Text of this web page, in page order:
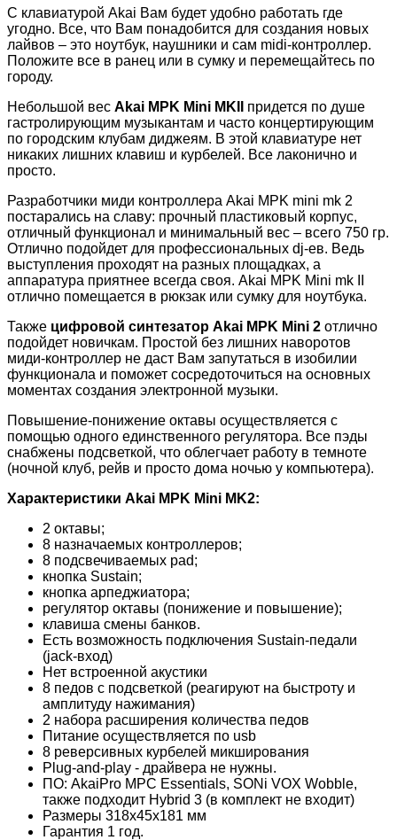
С клавиатурой Akai Вам будет удобно работать где
угодно. Все, что Вам понадобится для создания новых
лайвов – это ноутбук, наушники и сам midi-контроллер.
Положите все в ранец или в сумку и перемещайтесь по
городу.
Небольшой вес Akai MPK Mini MKII
придется по душе
гастролирующим музыкантам и часто концертирующим
по городским клубам диджеям. В этой клавиатуре нет
никаких лишних клавиш и курбелей. Все лаконично и
просто.
Разработчики миди контроллера Akai MPK mini mk 2
постарались на славу: прочный пластиковый корпус,
отличный функционал и минимальный вес – всего 750 гр.
Отлично подойдет для профессиональных dj-ев. Ведь
выступления проходят на разных площадках, а
аппаратура приятнее всегда своя. Akai MPK Mini mk II
отлично помещается в рюкзак или сумку для ноутбука.
Также цифровой синтезатор Akai MPK Mini 2 отлично
подойдет новичкам. Простой без лишних наворотов
миди-контроллер не даст Вам запутаться в изобилии
функционала и поможет сосредоточиться на основных
моментах создания электронной музыки.
Повышение-понижение октавы осуществляется с
помощью одного единственного регулятора. Все пэды
снабжены подсветкой, что облегчает работу в темноте
(ночной клуб, рейв и просто дома ночью у компьютера).
Характеристики Akai MPK Mini MK2:
2 октавы;
8 назначаемых контроллеров;
8 подсвечиваемых pad;
кнопка Sustain;
кнопка арпеджиатора;
регулятор октавы (понижение и повышение);
клавиша смены банков.
Есть возможность подключения Sustain-педали
(jack-вход)
Нет встроенной акустики
8 педов с подсветкой (реагируют на быстроту и
амплитуду нажимания)
2 набора расширения количества педов
Питание осуществляется по usb
8 реверсивных курбелей микширования
Plug-and-play - драйвера не нужны.
ПО: AkaiPro MPC Essentials, SONi VOX Wobble,
также подходит Hybrid 3 (в комплект не входит)
Размеры 318x45x181 мм
Гарантия 1 год.